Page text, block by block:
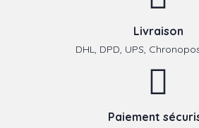
Livraison
DHL, DPD, UPS,
Paiement